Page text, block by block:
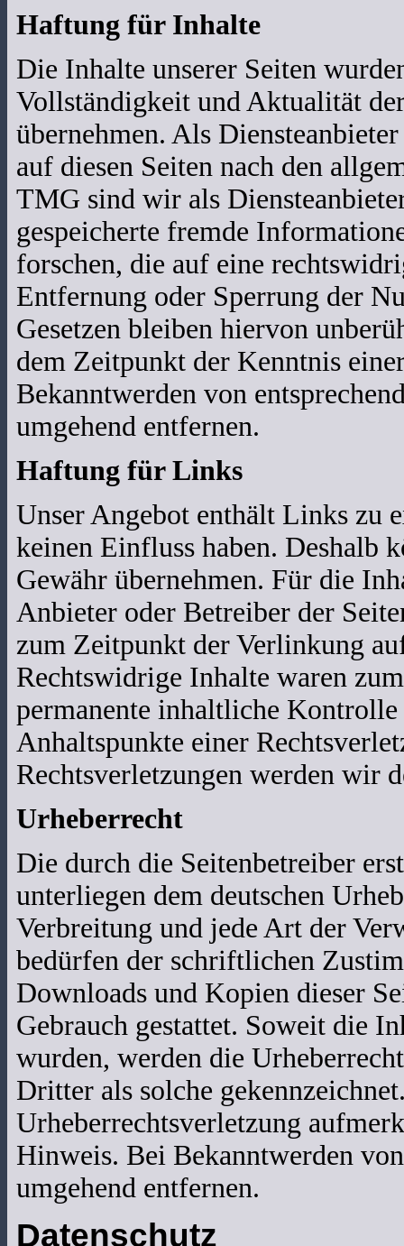
Haftung für Inhalte
Die Inhalte unserer Seiten
Vollständigkeit und Aktualität
übernehmen. Als
auf diesen Seiten nach den
TMG sind wir als
gespeicherte fremde
forschen, die auf eine
Entfernung oder Sperrung der
Gesetzen bleiben hiervon
dem Zeitpunkt der Kenntnis
Bekanntwerden von
umgehend entfernen.
Haftung für Links
Unser Angebot enthält Links zu
keinen Einfluss haben. Deshalb
Gewähr übernehmen. Für die
Anbieter oder Betreiber der
zum Zeitpunkt der Verlinkung
Rechtswidrige Inhalte waren
permanente inhaltliche
Anhaltspunkte einer
Rechtsverletzungen werden wir
Urheberrecht
Die durch die Seitenbetreiber
unterliegen dem deutschen
Verbreitung und jede Art der
bedürfen der schriftlichen
Downloads und Kopien dieser
Gebrauch gestattet. Soweit die
wurden, werden die
Dritter als solche
Urheberrechtsverletzung
Hinweis. Bei Bekanntwerden
umgehend entfernen.
Datenschutz